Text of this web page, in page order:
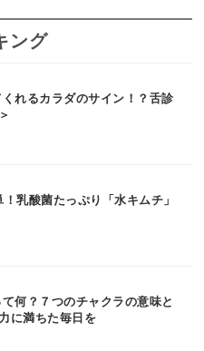
ング
れるカラダのサイン！？舌診
乳酸菌たっぷり「水キムチ」
何？７つのチャクラの意味と
に満ちた毎日を